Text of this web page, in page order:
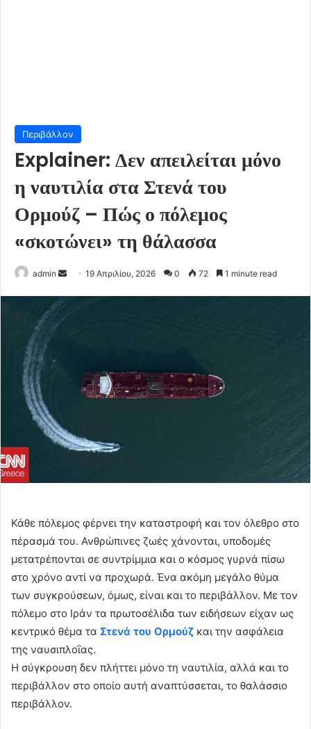
Περιβάλλον
Explainer: Δεν απειλείται μόνο
η ναυτιλία στα Στενά του
Ορμούζ – Πώς ο πόλεμος
«σκοτώνει» τη θάλασσα
admin
Send19 Απριλίου, 2026 0 72 1 minute read
Κάθε πόλεμος φέρνει την καταστροφή και τον όλεθρο στο
πέρασμά του. Ανθρώπινες ζωές χάνονται, υποδομές
μετατρέπονται σε συντρίμμια και ο κόσμος γυρνά πίσω
στο χρόνο αντί να προχωρά. Ένα ακόμη μεγάλο θύμα
των συγκρούσεων, όμως, είναι και το περιβάλλον. Με τον
πόλεμο στο Ιράν τα πρωτοσέλιδα των ειδήσεων είχαν ως
κεντρικό θέμα τα Στενά του Ορμούζ και την ασφάλεια
της ναυσιπλοΐας.
Η σύγκρουση δεν πλήττει μόνο τη ναυτιλία, αλλά και το
περιβάλλον στο οποίο αυτή αναπτύσσεται, το θαλάσσιο
περιβάλλον.